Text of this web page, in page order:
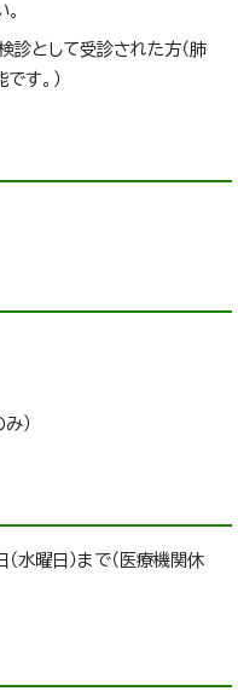
として受診された方（肺
す。）
）
水曜日）まで（医療機関休